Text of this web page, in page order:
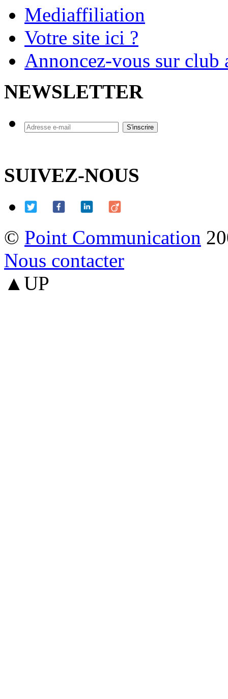
Mediaffiliation
Votre site ici ?
Annoncez-vous sur
NEWSLETTER
SUIVEZ-NOUS
© Point Communication
Nous contacter
▲UP